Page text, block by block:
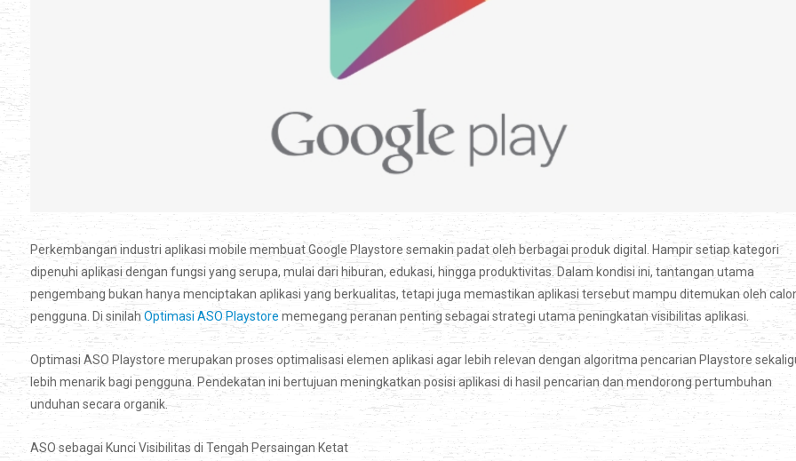
Perkembangan industri aplikasi mobile membuat Google Playstore semakin padat oleh berbagai produk digital. Hampir setiap kategori
dipenuhi aplikasi dengan fungsi yang serupa, mulai dari hiburan, edukasi, hingga produktivitas. Dalam kondisi ini, tantangan utama
pengembang bukan hanya menciptakan aplikasi yang berkualitas, tetapi juga memastikan aplikasi tersebut mampu ditemukan oleh
pengguna. Di sinilah Optimasi ASO Playstore memegang peranan penting sebagai strategi utama peningkatan visibilitas aplikasi.
Optimasi ASO Playstore merupakan proses optimalisasi elemen aplikasi agar lebih relevan dengan algoritma pencarian Playstore
lebih menarik bagi pengguna. Pendekatan ini bertujuan meningkatkan posisi aplikasi di hasil pencarian dan mendorong pertumbuhan
unduhan secara organik.
ASO sebagai Kunci Visibilitas di Tengah Persaingan Ketat